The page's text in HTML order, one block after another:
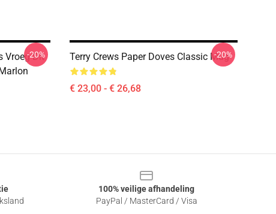
Vroeg Dit
-20% Terry Crews Paper Doves Classic Mug
€ 23,00 - € 26,68
-20%
100% veilige afhandeling
PayPal / MasterCard / Visa